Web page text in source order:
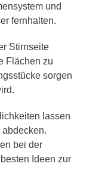
und
fernhalten.
Stirnseite
Flächen zu
sorgen
lassen
bei der
Ideen zur